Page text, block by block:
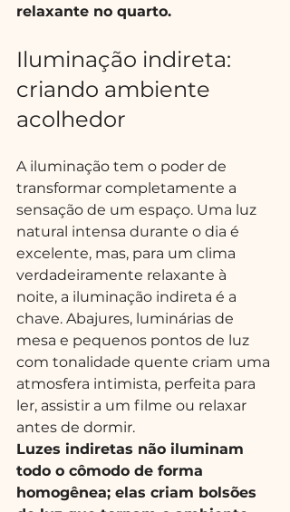
relaxante no quarto.
Iluminação indireta:
criando ambiente
acolhedor
A iluminação tem o poder de
transformar completamente a
sensação de um espaço. Uma luz
natural intensa durante o dia é
excelente, mas, para um clima
verdadeiramente relaxante à
noite, a iluminação indireta é a
chave. Abajures, luminárias de
mesa e pequenos pontos de luz
com tonalidade quente criam uma
atmosfera intimista, perfeita para
ler, assistir a um filme ou relaxar
antes de dormir.
Luzes indiretas não iluminam
todo o cômodo de forma
homogênea; elas criam bolsões